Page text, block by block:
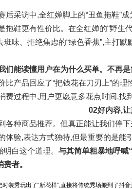
后采访中,全红婵脚上的“丑鱼拖鞋”
拖鞋更有性价比。在全红婵的“野生
味、拒绝焦虑的“绿色香蕉”,主打
们能读懂用户在为什么买单。不再
比产品回应了“把钱花在刀刃上”的
费过程中,用户更愿意多花点时间,找
02好内容,
各种商品推荐。但真正能让我们停
体验,表达方式独特,但最重要的是能
白这个道理。 与其简单粗暴地呼喊
者。
时装秀玩出了“新花样”,直接将传统秀场搬到了抖